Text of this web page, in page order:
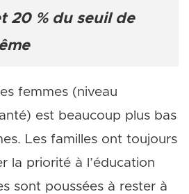
20 % du seuil de
femmes (niveau
est beaucoup plus bas
Les familles ont toujours
la priorité à l’éducation
sont poussées à rester à